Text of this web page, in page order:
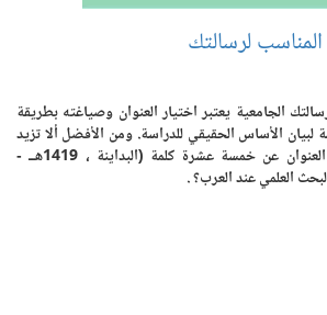
لرسالتك
الجامعية يعتبر اختيار العنوان وصياغته بطريقة
الأساس الحقيقي للدراسة. ومن الأفضل ألا تزيد
الكلمات التي يتكون منها العنوان عن خمسة عشرة كلمة (البداينة ، 1419هــ -